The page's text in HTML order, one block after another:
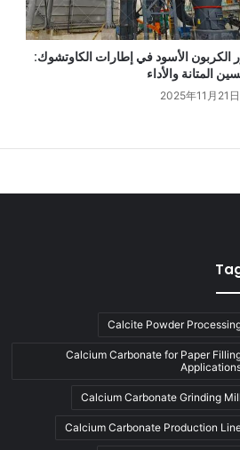
الكربون الأسود في إطارات الكاوتشوك:
المتانة والأداء
2025年11月21日
Calcite Powder
Calcium Carbonate for Paper
Calcium Carbonate Grinding Mill
Calcium Carbonate Production